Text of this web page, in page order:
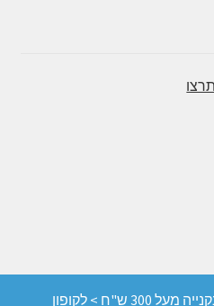
> משלוח עד הבית חינם בקנייה מעל 300 ש"ח > לקופון